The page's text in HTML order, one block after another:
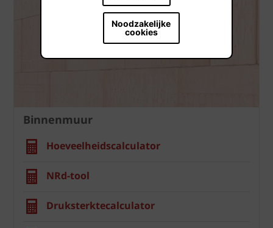
Noodzakelijke
cookies
Binnenmuur
Hoeveelheidscalculator
NRd-tool
Druksterktecalculator